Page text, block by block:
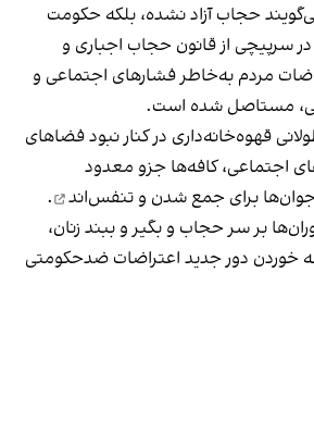
حجاب آزاد نشده، بلکه حکومت
سرپیچی از قانون حجاب اجباری و
مردم به‌خاطر فشارهای اجتماعی و
مستاصل شده است.
قهوه‌‌خانه‌داری در کنار نبود فضاهای
اجتماعی، کافه‌ها جزو معدود
برای جمع شدن و تنفس‌اند
.
بر سر حجاب و بگیر و ببند زنان،
خوردن دور جدید اعتراضات ضدحکومتی